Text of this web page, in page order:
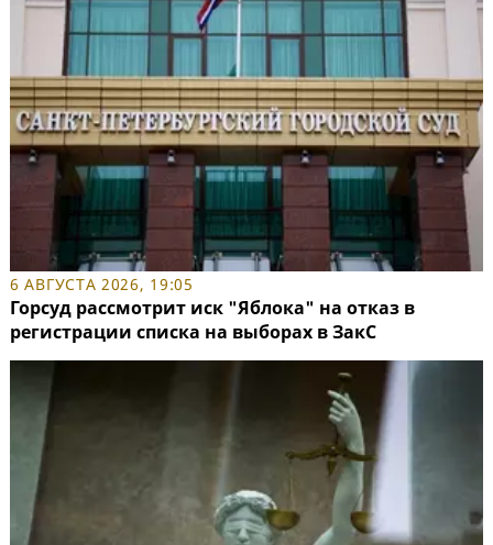
6 АВГУСТА 2026, 19:05
Горсуд рассмотрит иск "Яблока" на отказ в
регистрации списка на выборах в ЗакС